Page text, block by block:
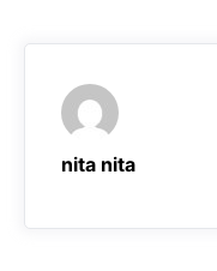
nita nita